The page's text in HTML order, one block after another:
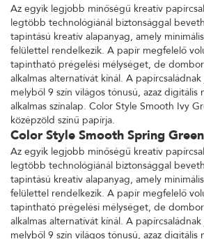
Az egyik legjobb minőségű kreatív
legtöbb technológiánál biztonsággal
tapintású kreatív alapanyag, amely
felülettel rendelkezik. A papír megfelelő
tapintható prégelési mélységet, de
alkalmas alternatívát kínál. A
melyből 9 szín világos tónusú, azaz digitális
alkalmas színalap. Color Style Smooth Ivy
középzöld színű papírja.
Color Style Smooth Spring Green
Az egyik legjobb minőségű kreatív
legtöbb technológiánál biztonsággal
tapintású kreatív alapanyag, amely
felülettel rendelkezik. A papír megfelelő
tapintható prégelési mélységet, de
alkalmas alternatívát kínál. A
melyből 9 szín világos tónusú, azaz digitális